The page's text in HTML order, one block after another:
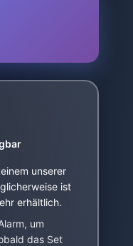
unserer
ist
erhältlich.
um
das Set